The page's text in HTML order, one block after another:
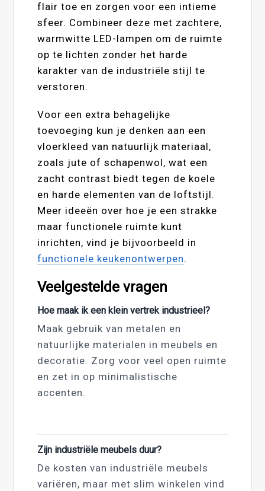
flair toe en zorgen voor een intieme
sfeer. Combineer deze met zachtere,
warmwitte LED-lampen om de ruimte
op te lichten zonder het harde
karakter van de industriële stijl te
verstoren.
Voor een extra behagelijke
toevoeging kun je denken aan een
vloerkleed van natuurlijk materiaal,
zoals jute of schapenwol, wat een
zacht contrast biedt tegen de koele
en harde elementen van de loftstijl.
Meer ideeën over hoe je een strakke
maar functionele ruimte kunt
inrichten, vind je bijvoorbeeld in
functionele keukenontwerpen.
Veelgestelde vragen
Hoe maak ik een klein vertrek industrieel?
Maak gebruik van metalen en
natuurlijke materialen in meubels en
decoratie. Zorg voor veel open ruimte
en zet in op minimalistische
accenten.
Zijn industriële meubels duur?
De kosten van industriële meubels
variëren, maar met slim winkelen vind